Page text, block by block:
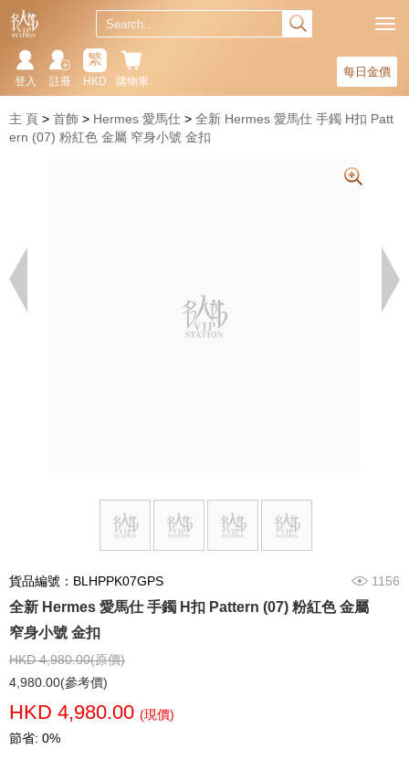
每日金價
購物車
繁
HKD
註冊
登入
主 頁 首飾 Hermes 愛馬仕
全新 Hermes 愛馬仕 手鐲 H扣 Patt
ern (07) 粉紅色 金屬 窄身小號 金扣
貨品編號：BLHPPK07GPS 1156
全新 Hermes 愛馬仕 手鐲 H扣 Pattern (07) 粉紅色 金屬
窄身小號 金扣
HKD 4,980.00(原價)
4,980.00(參考價)
HKD 4,980.00 (現價)
節省: 0%